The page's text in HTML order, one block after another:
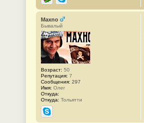
ICQ Skype
Maxno
Бывалый
Возраст: 50
Репутация: 7
Сообщения: 297
Имя: Олег
Откуда:
Откуда: Тольятти
Skype